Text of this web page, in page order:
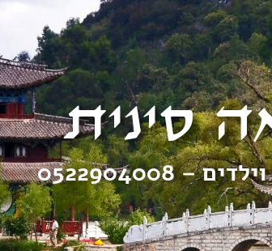
סינית
–
0522904008